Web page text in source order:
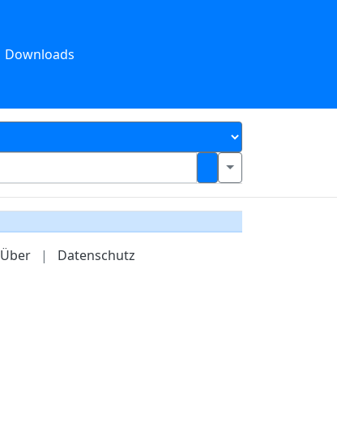
Downloads
Über | Datenschutz